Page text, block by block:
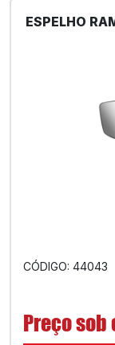
ESPELHO
CÓDIGO: 44043
Preço